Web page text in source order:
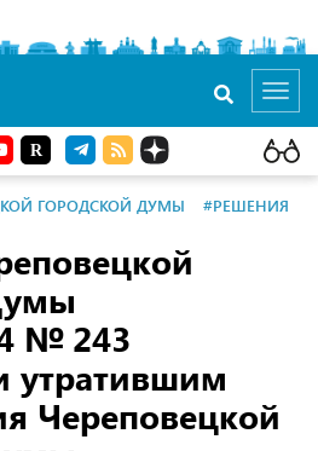
ГОРОДСКОЙ ДУМЫ
#РЕШЕНИЯ
№ 243
утратившим
Череповецкой